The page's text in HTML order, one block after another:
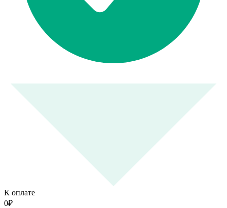
К оплате
0₽